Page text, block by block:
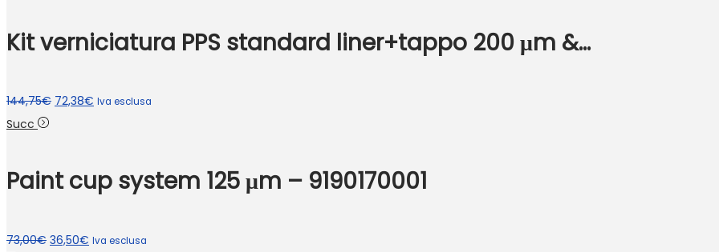
Kit verniciatura PPS standard liner+tappo 200 μm &...
144,75€ Il
era:
144,75€.
72,38€ Il
72,38€.
Iva esclusa
Succ
Paint cup system 125 μm – 9190170001
73,00€ Il
36,50€ IlIva esclusa